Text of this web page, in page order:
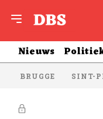
Nieuws
BRUGGE SINT-